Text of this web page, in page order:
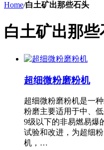
Home/白土矿出那些石头
白土矿出那些
超细微粉磨粉机
超细微粉磨粉机是一
粉磨主要适用于中、
9级以下的非易燃易爆
试验和改进，为超细
机，…